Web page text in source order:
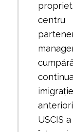
USCIS